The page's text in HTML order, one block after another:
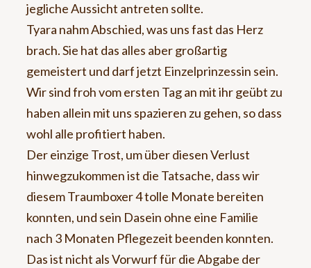
jegliche Aussicht antreten sollte.
Tyara nahm Abschied, was uns fast das Herz
brach. Sie hat das alles aber großartig
gemeistert und darf jetzt Einzelprinzessin sein.
Wir sind froh vom ersten Tag an mit ihr geübt zu
haben allein mit uns spazieren zu gehen, so dass
wohl alle profitiert haben.
Der einzige Trost, um über diesen Verlust
hinwegzukommen ist die Tatsache, dass wir
diesem Traumboxer 4 tolle Monate bereiten
konnten, und sein Dasein ohne eine Familie
nach 3 Monaten Pflegezeit beenden konnten.
Das ist nicht als Vorwurf für die Abgabe der